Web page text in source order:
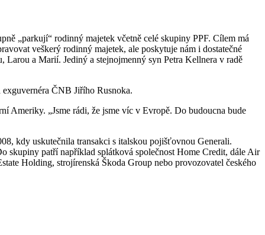
„parkují“ rodinný majetek včetně celé skupiny PPF. Cílem má
veškerý rodinný majetek, ale poskytuje nám i dostatečné
Larou a Marií. Jediný a stejnojmenný syn Petra Kellnera v radě
ČNB Jiřího Rusnoka.
Ameriky. „Jsme rádi, že jsme víc v Evropě. Do budoucna bude
kdy uskutečnila transakci s italskou pojišťovnou Generali.
skupiny patří například splátková společnost Home Credit, dále Air
Holding, strojírenská Škoda Group nebo provozovatel českého